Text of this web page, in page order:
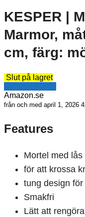
KESPER |
Marmor,
cm, färg:
Slut på lagret
Amazon.se
från och med april 1, 2026
Features
Mortel med
för att krossa
tung design
Smakfri
Lätt att rengöra